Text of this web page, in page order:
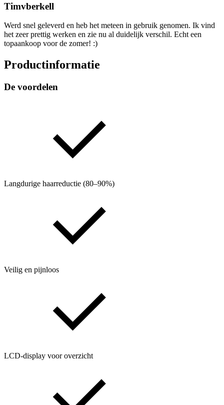
Timvberkell
Werd snel geleverd en heb het meteen in gebruik genomen. Ik vind
het zeer prettig werken en zie nu al duidelijk verschil. Echt een
topaankoop voor de zomer! :)
Productinformatie
De voordelen
Langdurige haarreductie (80–90%)
Veilig en pijnloos
LCD-display voor overzicht